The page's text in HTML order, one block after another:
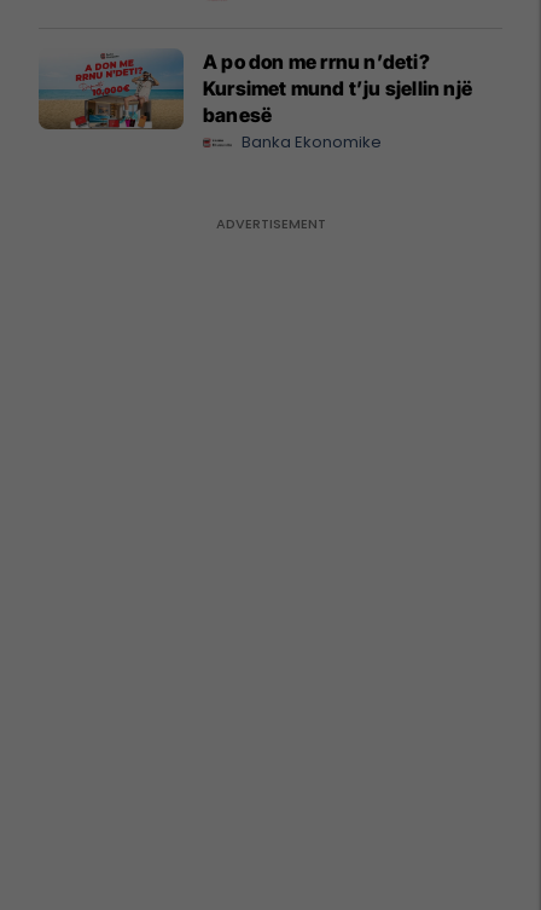
A po don me rrnu n’deti?
Kursimet mund t’ju sjellin një
banesë
Banka Ekonomike